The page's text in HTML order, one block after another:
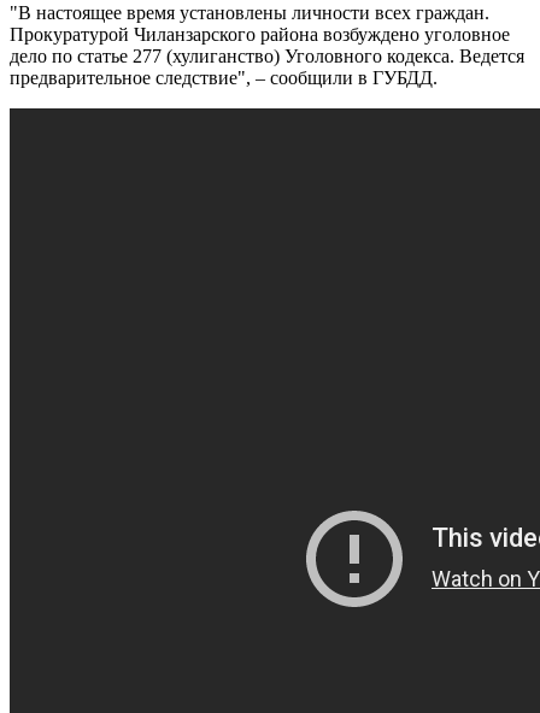
"В настоящее время установлены личности всех граждан.
Прокуратурой Чиланзарского района возбуждено уголовное
дело по статье 277 (хулиганство) Уголовного кодекса. Ведется
предварительное следствие", – сообщили в ГУБДД.